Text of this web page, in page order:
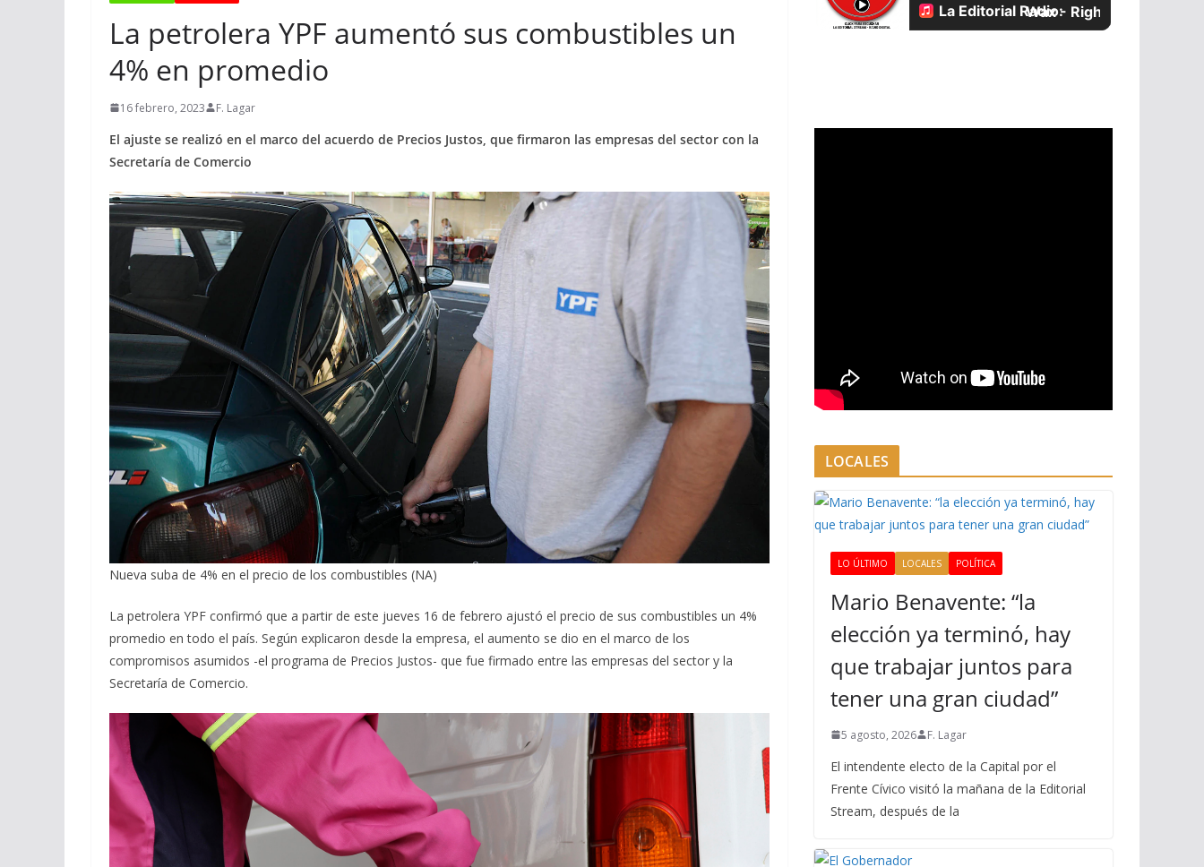
La petrolera YPF aumentó sus combustibles un
4% en promedio
16 febrero, 2023 F. Lagar
El ajuste se realizó en el marco del acuerdo de Precios Justos, que firmaron las empresas del sector con la
Secretaría de Comercio
Nueva suba de 4% en el precio de los combustibles (NA)
La petrolera YPF confirmó que a partir de este jueves 16 de febrero ajustó el precio de sus combustibles un 4%
promedio en todo el país. Según explicaron desde la empresa, el aumento se dio en el marco de los
compromisos asumidos -el programa de Precios Justos- que fue firmado entre las empresas del sector y la
Secretaría de Comercio.
LOCALES
LO ÚLTIMO LOCALES POLÍTICA
Mario Benavente: “la
elección ya terminó, hay
que trabajar juntos para
tener una gran ciudad”
5 agosto, 2026 F. Lagar
El intendente electo de la Capital por el
Frente Cívico visitó la mañana de la Editorial
Stream, después de la